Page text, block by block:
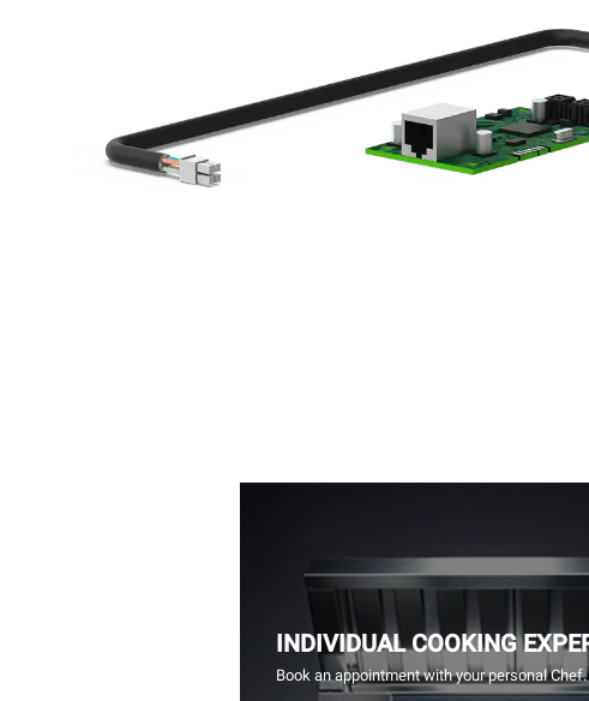
INDIVIDUAL COOKING
Book an appointment with your personal Chef.